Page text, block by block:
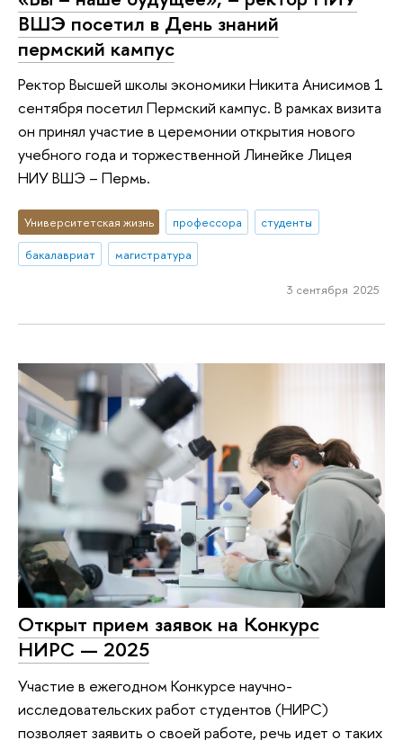
ВШЭ посетил в День знаний
пермский кампус
Ректор Высшей школы экономики Никита Анисимов 1
сентября посетил Пермский кампус. В рамках визита
он принял участие в церемонии открытия нового
учебного года и торжественной Линейке Лицея
НИУ ВШЭ – Пермь.
Университетская жизнь профессора
студенты
бакалавриат
магистратура
3 сентября 2025
Открыт прием заявок на Конкурс
НИРС — 2025
Участие в ежегодном Конкурсе научно-
исследовательских работ студентов (НИРС)
позволяет заявить о своей работе, речь идет о таких